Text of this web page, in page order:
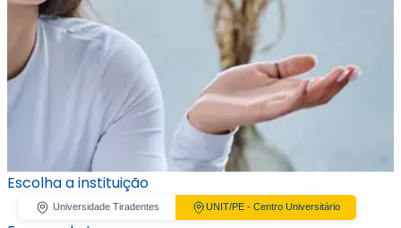
Escolha a instituição
Universidade Tiradentes UNIT/PE - Centro Universitário